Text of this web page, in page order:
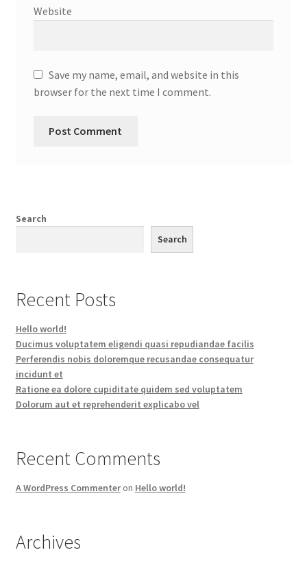
Website
Save my name, email, and website in this
browser for the next time I comment.
Search
Search
Recent Posts
Hello world!
Ducimus voluptatem eligendi quasi repudiandae facilis
Perferendis nobis doloremque recusandae consequatur
incidunt et
Ratione ea dolore cupiditate quidem sed voluptatem
Dolorum aut et reprehenderit explicabo vel
Recent Comments
A WordPress Commenteron Hello world!
Archives